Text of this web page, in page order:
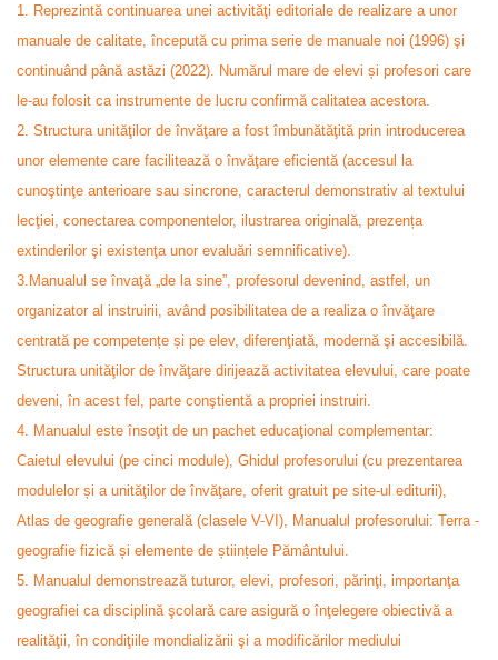
1. Reprezintă continuarea unei activităţi editoriale de realizare a unor
manuale de calitate, începută cu prima serie de manuale noi (1996) şi
continuând până astăzi (2022). Numărul mare de elevi și profesori care
le-au folosit ca instrumente de lucru confirmă calitatea acestora.
2. Structura unităţilor de învăţare a fost îmbunătăţită prin introducerea
unor elemente care facilitează o învăţare eficientă (accesul la
cunoştinţe anterioare sau sincrone, caracterul demonstrativ al textului
lecţiei, conectarea componentelor, ilustrarea originală, prezența
extinderilor şi existenţa unor evaluări semnificative).
3.Manualul se învaţă „de la sine”, profesorul devenind, astfel, un
organizator al instruirii, având posibilitatea de a realiza o învăţare
centrată pe competențe și pe elev, diferenţiată, modernă şi accesibilă.
Structura unităţilor de învăţare dirijează activitatea elevului, care poate
deveni, în acest fel, parte conştientă a propriei instruiri.
4. Manualul este însoţit de un pachet educaţional complementar:
Caietul elevului (pe cinci module), Ghidul profesorului (cu prezentarea
modulelor și a unităţilor de învăţare, oferit gratuit pe site-ul editurii),
Atlas de geografie generală (clasele V-VI), Manualul profesorului: Terra -
geografie fizică și elemente de științele Pământului.
5. Manualul demonstrează tuturor, elevi, profesori, părinţi, importanţa
geografiei ca disciplină şcolară care asigură o înţelegere obiectivă a
realităţii, în condiţiile mondializării şi a modificărilor mediului